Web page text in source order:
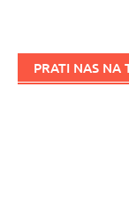
PRATI NAS NA